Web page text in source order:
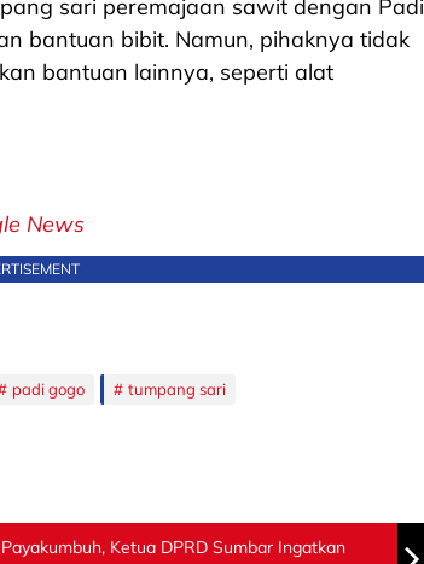
sari peremajaan sawit dengan Padi
bantuan bibit. Namun, pihaknya tidak
bantuan lainnya, seperti alat
News
padi gogo tumpang sari
Ketua DPRD Sumbar Ingatkan